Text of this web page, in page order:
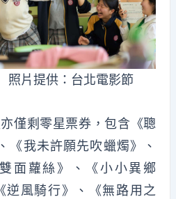
照片提供：台北電影節
僅剩零星票券，包含《聰
《我未許願先吹蠟燭》、
面蘿絲》、《小小異鄉
逆風騎行》、《無路用之